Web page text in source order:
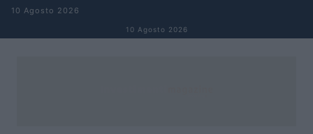
Salta al contenuto
10 Agosto 2026
10 Agosto 2026